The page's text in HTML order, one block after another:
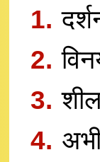
1.
2.
3.
4.